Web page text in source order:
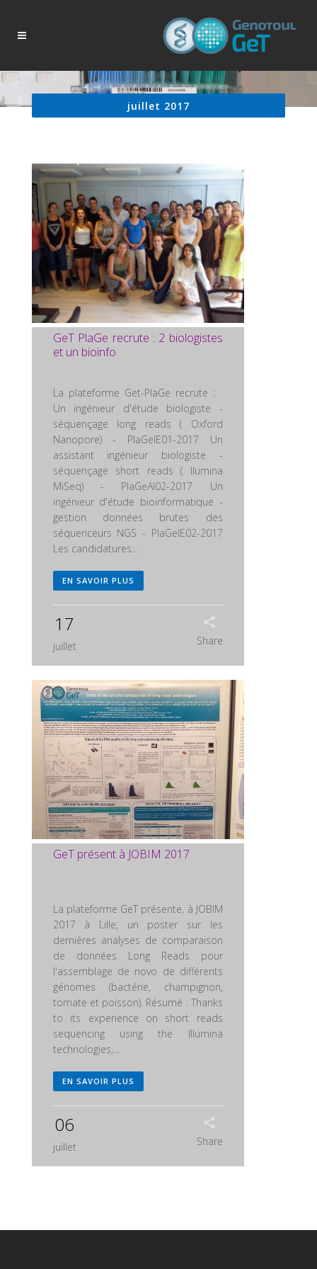
juillet 2017
GeT PlaGe recrute : 2 biologistes
et un bioinfo
La plateforme Get-PlaGe recrute :
Un ingénieur d'étude biologiste -
séquençage long reads ( Oxford
Nanopore) - PlaGeIE01-2017 Un
assistant ingénieur biologiste -
séquençage short reads ( Ilumina
MiSeq) - PlaGeAI02-2017 Un
ingénieur d'étude bioinformatique -
gestion données brutes des
séquenceurs NGS - PlaGeIE02-2017
Les candidatures...
EN SAVOIR PLUS
17
juillet Share
GeT présent à JOBIM 2017
La plateforme GeT présente, à JOBIM
2017 à Lille, un poster sur les
dernières analyses de comparaison
de données Long Reads pour
l'assemblage de novo de différents
génomes (bactérie, champignon,
tomate et poisson). Résumé : Thanks
to its experience on short reads
sequencing using the Illumina
technologies,...
EN SAVOIR PLUS
06
juillet Share